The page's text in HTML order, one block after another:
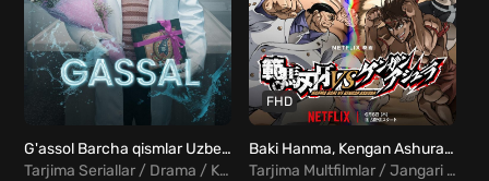
G'assol Barcha qismlar Uzbek Tilida
Tarjima Seriallar / Drama / Komediya / Turk Seriallar Uzbek Tilida
FHD
Baki Hanma, Kengan Ashuraga qarshi Uzbek Tilida
Tarjima Multfilmlar / Jangari / Xorij Multfilmlar Uzbek Tilida